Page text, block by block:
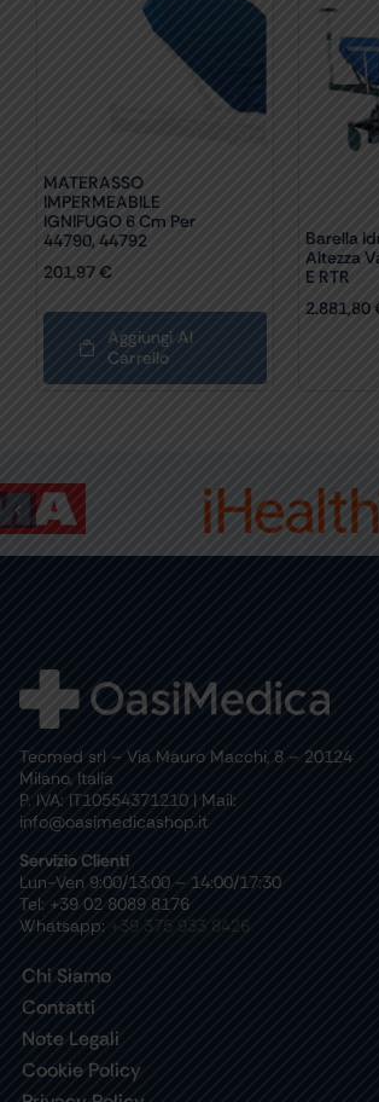
MATERASSO
IMPERMEABILE
IGNIFUGO 6 Cm Per
44790, 44792
201,97€
Aggiungi Al
Carrello
Barella
Altezza
E RTR
2.881,80
Tecmed srl – Via Mauro Macchi, 8 – 20124
Milano, Italia
P. IVA: IT10554371210 | Mail:
info@oasimedicashop.it
Servizio Clienti
Lun-Ven 9:00/13:00 – 14:00/17:30
Tel: +39 02 8089 8176
Whatsapp: +39 375 933 8426
Chi Siamo
Contatti
Note Legali
Cookie Policy